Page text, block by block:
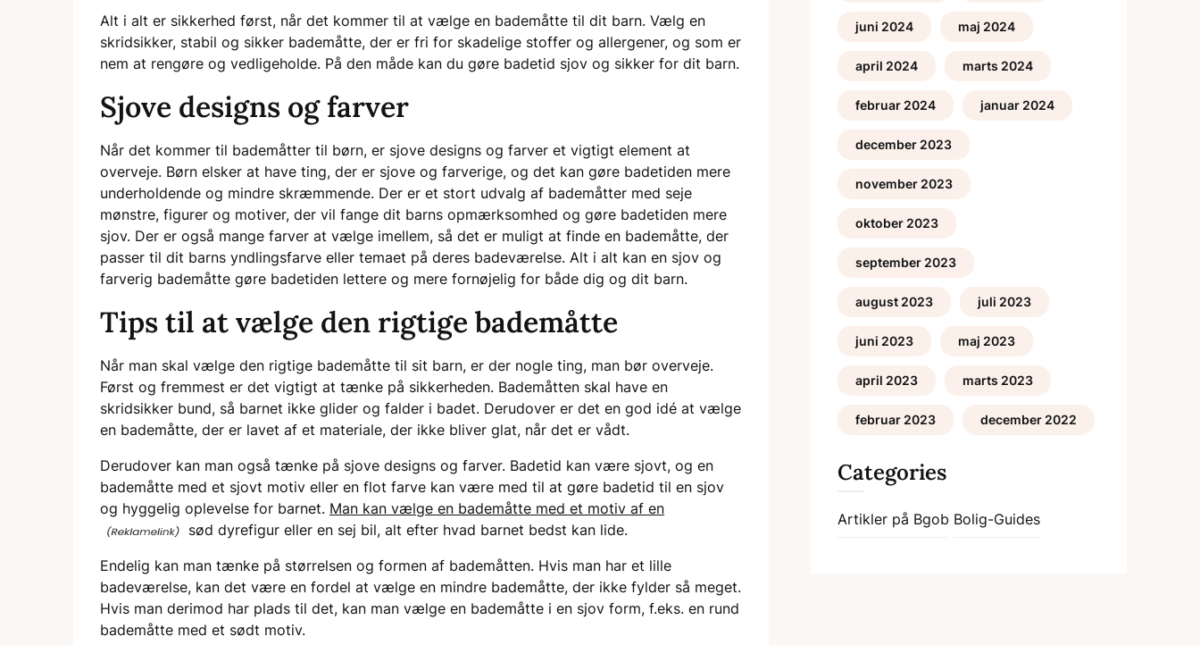
Alt i alt er sikkerhed først, når det kommer til at vælge en bademåtte til dit barn. Vælg en
skridsikker, stabil og sikker bademåtte, der er fri for skadelige stoffer og allergener, og som er
nem at rengøre og vedligeholde. På den måde kan du gøre badetid sjov og sikker for dit barn.
Sjove designs og farver
Når det kommer til bademåtter til børn, er sjove designs og farver et vigtigt element at
overveje. Børn elsker at have ting, der er sjove og farverige, og det kan gøre badetiden mere
underholdende og mindre skræmmende. Der er et stort udvalg af bademåtter med seje
mønstre, figurer og motiver, der vil fange dit barns opmærksomhed og gøre badetiden mere
sjov. Der er også mange farver at vælge imellem, så det er muligt at finde en bademåtte, der
passer til dit barns yndlingsfarve eller temaet på deres badeværelse. Alt i alt kan en sjov og
farverig bademåtte gøre badetiden lettere og mere fornøjelig for både dig og dit barn.
Tips til at vælge den rigtige bademåtte
Når man skal vælge den rigtige bademåtte til sit barn, er der nogle ting, man bør overveje.
Først og fremmest er det vigtigt at tænke på sikkerheden. Bademåtten skal have en
skridsikker bund, så barnet ikke glider og falder i badet. Derudover er det en god idé at vælge
en bademåtte, der er lavet af et materiale, der ikke bliver glat, når det er vådt.
Derudover kan man også tænke på sjove designs og farver. Badetid kan være sjovt, og en
bademåtte med et sjovt motiv eller en flot farve kan være med til at gøre badetid til en sjov
og hyggelig oplevelse for barnet. Man kan vælge en bademåtte med et motiv af en
sød dyrefigur eller en sej bil, alt efter hvad barnet bedst kan lide.
Endelig kan man tænke på størrelsen og formen af bademåtten. Hvis man har et lille
badeværelse, kan det være en fordel at vælge en mindre bademåtte, der ikke fylder så meget.
Hvis man derimod har plads til det, kan man vælge en bademåtte i en sjov form, f.eks. en rund
bademåtte med et sødt motiv.
juni 2024 maj 2024
april 2024 marts 2024
februar 2024 januar 2024
december 2023
november 2023
oktober 2023
september 2023
august 2023 juli 2023
juni 2023 maj 2023
april 2023 marts 2023
februar 2023 december 2022
Categories
Artikler på Bgob Bolig-Guides